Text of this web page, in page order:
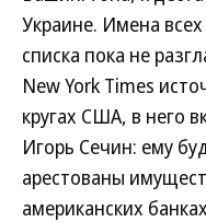
Украине. Имена
списка пока не
New York Times
кругах США, в него
Игорь Сечин: ему
арестованы
американских